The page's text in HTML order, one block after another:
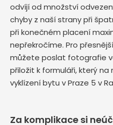
odvíjí od množství
chyby z naší strany při
při konečném placení
nepřekročíme. Pro
můžete poslat fotografie
přiložit k formuláři, který
vyklízení bytu v Praze 5 v
Za komplikace si